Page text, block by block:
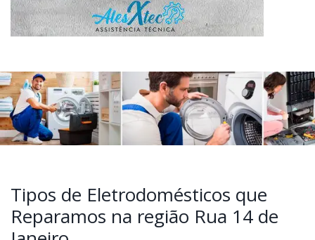
Tipos de Eletrodomésticos que
Reparamos na região Rua 14 de